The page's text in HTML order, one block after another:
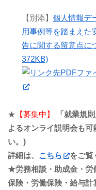
【別添】個人情報デ
用事例等を踏まえた
告に関する留意点に
372KB)
★ 【募集中】
「就業規
よるオンライ説明会も
い。)
詳細は、
こちら
をご覧
★労務相談・助成金・労
保険・労働保険・給与計